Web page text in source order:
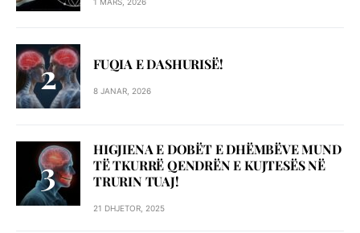
FUQIA E DASHURISË!
8 JANAR, 2026
HIGJIENA E DOBËT E DHËMBËVE MUND
TË TKURRË QENDRËN E KUJTESËS NË
TRURIN TUAJ!
21 DHJETOR, 2025